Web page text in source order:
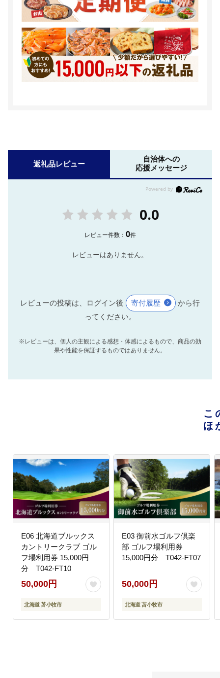
返礼品レビュー
自治体への
応援メッセージ
0.0
レビュー件数： 0件
レビューはありません。
レビューの投稿は、ログイン後 寄付履歴
から行
ってください。
※レビューは、個人の主観による感想・体感によるもので、商品の効
果や性能を保証するものではありません。
こ
ほ
E06 北海道ブルックス
カントリークラブ ゴル
フ場利用券 15,000円
分 T042-FT10
50,000円
北海道 苫小牧市
E03 御前水ゴルフ倶楽
部 ゴルフ場利用券
15,000円分 T042-FT07
50,000円
北海道 苫小牧市